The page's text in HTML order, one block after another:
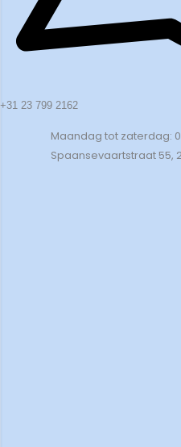
+31 23 799 2162
Maandag tot zaterdag:
Spaansevaartstraat 55,